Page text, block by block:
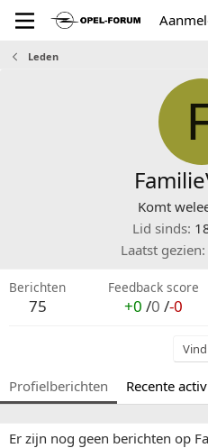
Leden
Komt
Lid sinds
Laatst gezien
Berichten
75
Feedback score
+0 /0 /-0
Vind
Profielberichten Recente
Er zijn nog geen berichten op